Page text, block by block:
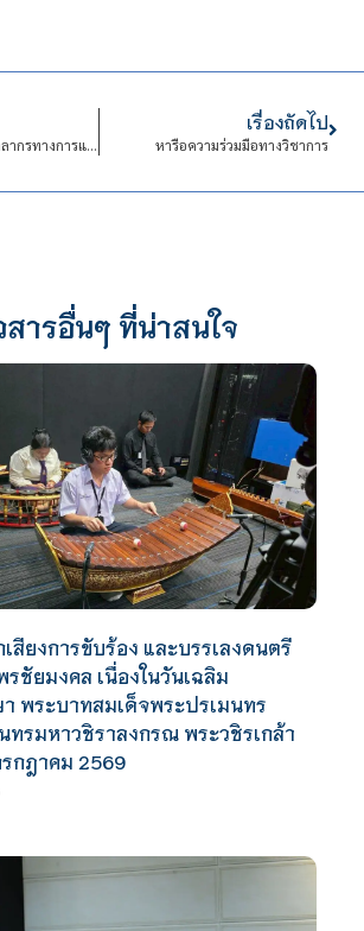
มอบอาหารกล่องแก่บุคลากรทางการแพทย์ ครั้งที่ 45
เรื่องถัดไป
หารือความร่วมมือทางวิชาการ
สารอื่นๆ ที่น่าสนใจ
สียงการขับร้อง และบรรเลงดนตรี
ชัยมงคล เนื่องในวันเฉลิม
พระบาทสมเด็จพระปรเมนทร
ทรมหาวชิราลงกรณ พระวชิรเกล้า
กฎาคม 2569